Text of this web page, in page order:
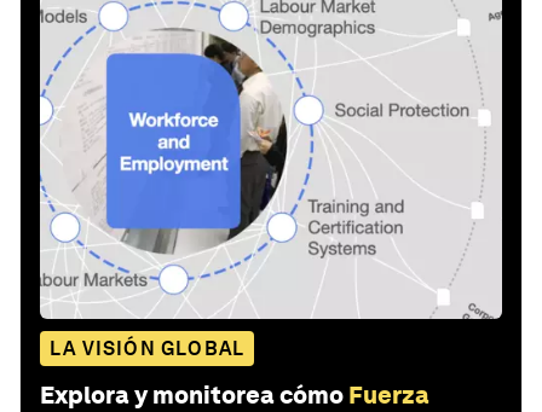
LA VISIÓN GLOBAL
Explora y monitorea cómo Fuerza